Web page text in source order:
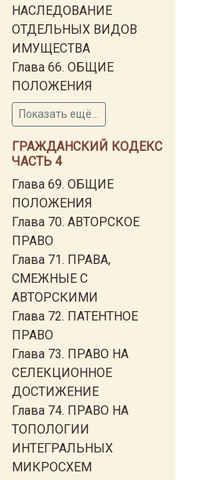
НАСЛЕДОВАНИЕ
ОТДЕЛЬНЫХ ВИДОВ
ИМУЩЕСТВА
Глава 66. ОБЩИЕ
ПОЛОЖЕНИЯ
Показать ещё...
ГРАЖДАНСКИЙ КОДЕКС
ЧАСТЬ 4
Глава 69. ОБЩИЕ
ПОЛОЖЕНИЯ
Глава 70. АВТОРСКОЕ
ПРАВО
Глава 71. ПРАВА,
СМЕЖНЫЕ С
АВТОРСКИМИ
Глава 72. ПАТЕНТНОЕ
ПРАВО
Глава 73. ПРАВО НА
СЕЛЕКЦИОННОЕ
ДОСТИЖЕНИЕ
Глава 74. ПРАВО НА
ТОПОЛОГИИ
ИНТЕГРАЛЬНЫХ
МИКРОСХЕМ